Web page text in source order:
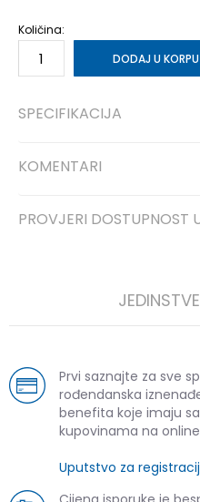
Količina:
DODAJ U KORPU
SPECIFIKACIJA
KOMENTARI
PROVJERI DOSTUPNOST
Prvi saznajte za sve
rođendanska
benefita koje imaju
kupovinama na
Uputstvo za